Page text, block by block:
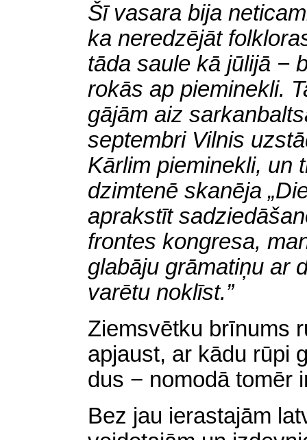
Šī vasara bija
ka neredzējāt
tāda saule kā jūlijā −
rokās ap pieminekli.
gājām aiz
septembri Vilnis
Kārlim pieminekli, un
dzimtenē skanēja
aprakstīt
frontes kongresa,
glabāju grāmatiņu ar
varētu noklīst.”
Ziemsvētku brīnums
apjaust, ar kādu rūpi
dus − nomodā tomēr
Bez jau ierastajām